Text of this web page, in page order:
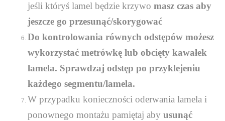
jeśli któryś lamel będzie krzywo masz czas aby
jeszcze go przesunąć/skorygować
Do kontrolowania równych odstępów możesz
wykorzystać metrówkę lub obcięty kawałek
lamela. Sprawdzaj odstęp po przyklejeniu
każdego segmentu/lamela.
W przypadku konieczności oderwania lamela i
ponownego montażu pamiętaj aby usunąć